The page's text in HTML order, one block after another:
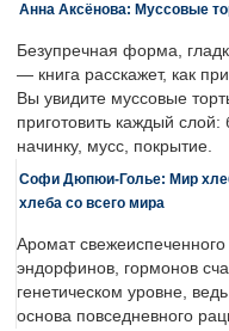
Анна Аксёнова: Муссовые
Безупречная форма,
— книга расскажет, как
Вы увидите муссовые
приготовить каждый слой:
начинку, мусс, покрытие.
Софи Дюпюи-Голье: Мир
хлеба со всего мира
Аромат
эндорфинов, гормонов
генетическом уровне,
основа повседневного